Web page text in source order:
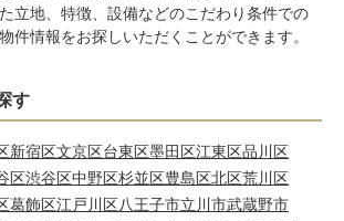
立地、特徴、設備などのこだわり条件での
件情報をお探しいただくことができます。
す
新宿区文京区台東区墨田区江東区品川区
区渋谷区中野区杉並区豊島区北区荒川区
葛飾区江戸川区八王子市立川市武蔵野市